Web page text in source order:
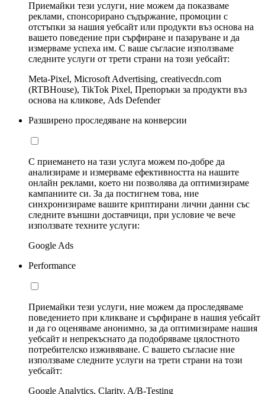
Приемайки тези услуги, ние можем да показваме
реклами, спонсорирано съдържание, промоции с
отстъпки за нашия уебсайт или продукти въз основа на
вашето поведение при сърфиране и пазаруване и да
измерваме успеха им. С ваше съгласие използваме
следните услуги от трети страни на този уебсайт:
Meta-Pixel, Microsoft Advertising, creativecdn.com
(RTBHouse), TikTok Pixel, Препоръки за продукти въз
основа на кликове, Ads Defender
Разширено проследяване на конверсии
С приемането на тази услуга можем по-добре да
анализираме и измерваме ефективността на нашите
онлайн реклами, което ни позволява да оптимизираме
кампаниите си. За да постигнем това, ние
синхронизираме вашите криптирани лични данни със
следните външни доставчици, при условие че вече
използвате техните услуги:
Google Ads
Performance
Приемайки тези услуги, ние можем да проследяваме
поведението при кликване и сърфиране в нашия уебсайт
и да го оценяваме анонимно, за да оптимизираме нашия
уебсайт и непрекъснато да подобряваме цялостното
потребителско изживяване. С вашето съгласие ние
използваме следните услуги на трети страни на този
уебсайт:
Google Analytics, Clarity, A/B-Testing